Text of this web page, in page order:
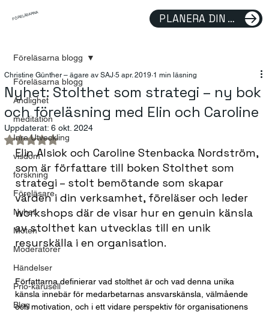
FÖRELÄSARNA PLANERA DIN FÖRELÄSNING
Föreläsarna blogg
Andlighet
meditation
Inre Utveckling
visdom
forskning
Föreläsare
Nyhet
Möten
Moderatorer
Händelser
Prio-karusell
Blog
Föreläsarna blogg
Nyhet: Stolthet som strategi – ny bok
och föreläsning med Elin och Caroline
Christine Günther – ägare av SAJ 5 apr. 2019 1 min läsning
Uppdaterat: 6 okt. 2024
Betygsatt till NaN av 5 stjärnor.
Elin Alsiok och Caroline Stenbacka Nordström,
som är författare till boken Stolthet som
strategi – stolt bemötande som skapar
värden i din verksamhet, föreläser och leder
workshops där de visar hur en genuin känsla
av stolthet kan utvecklas till en unik
resurskälla i en organisation.
Författarna definierar vad stolthet är och vad denna unika
känsla innebär för medarbetarnas ansvarskänsla, välmående
och motivation, och i ett vidare perspektiv för organisationens